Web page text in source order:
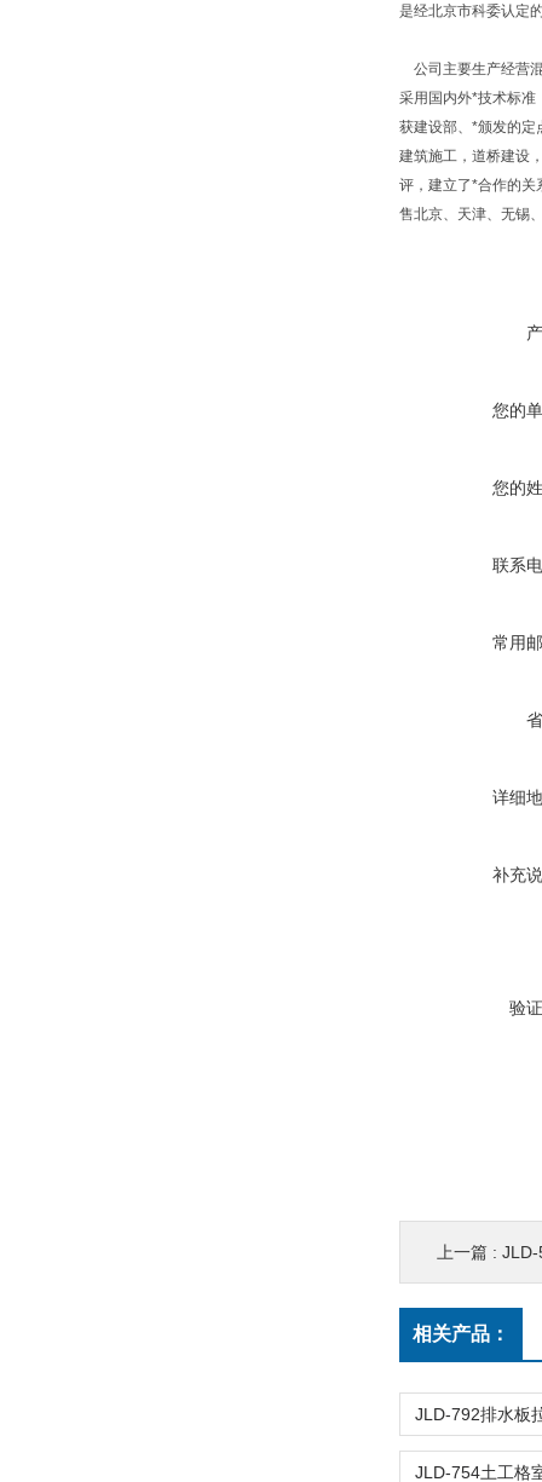
是经北京市科委认定
公司主要生产经营
采用国内外*技术标准
获建设部、*颁发的定
建筑施工，道桥建设
评，建立了*合作的关
售北京、天津、无锡
您的
您的
联系
常用
详细
补充
验
上一篇 : JLD-
相关产品：